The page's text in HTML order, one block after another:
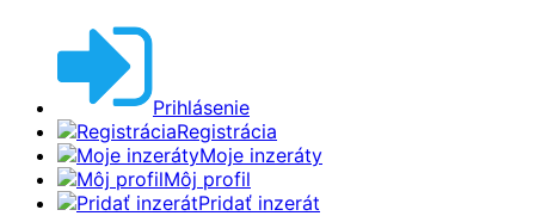
Prihlásenie
Registrácia
Moje inzeráty
Môj profil
Pridať inzerát